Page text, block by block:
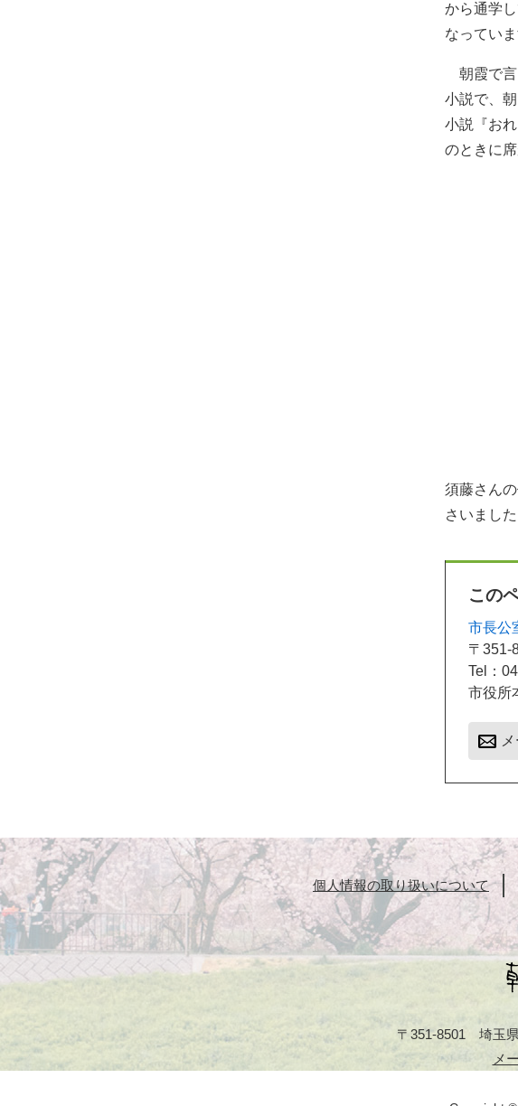
から通学
なっていま
朝霞で言
小説で、
小説『お
のときに
須藤さん
さいまし
この
市長公
〒351-
Tel：
市役所
個人情報の取り扱いについて
〒351-8501 埼玉
メ